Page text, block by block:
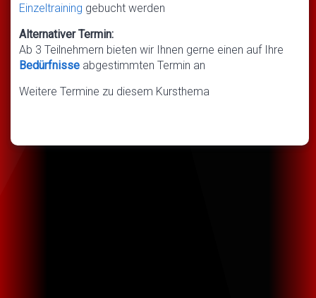
Einzeltraining gebucht werden
Alternativer Termin:
Ab 3 Teilnehmern bieten wir Ihnen gerne einen auf Ihre
Bedürfnisse abgestimmten Termin an
Weitere Termine zu diesem Kursthema